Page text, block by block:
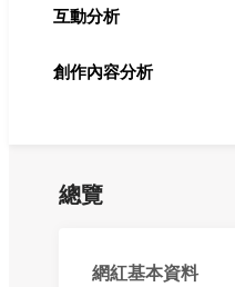
互動分析
創作內容分析
總覽
網紅基本資料